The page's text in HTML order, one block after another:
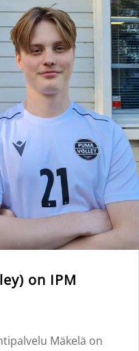
on IPM
Mäkelä on